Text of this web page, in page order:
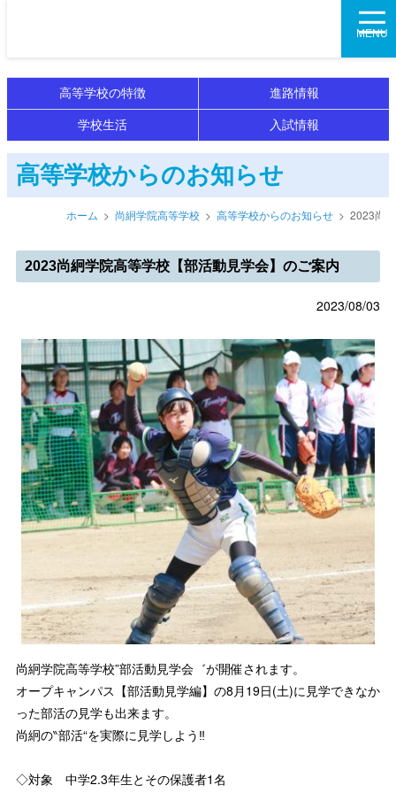
尚絅学院高等学校MENU
高等学校の特徴 進路情報
学校生活 入試情報
高等学校からのお知らせ
ホーム 尚絅学院高等学校 高等学校からのお知らせ 2023尚
2023尚絅学院高等学校【部活動見学会】のご案内
2023/08/03
尚絅学院高等学校”部活動見学会゛が開催されます。
オープキャンパス【部活動見学編】の8月19日(土)に見学できなか
った部活の見学も出来ます。
尚絅の‶部活“を実際に見学しよう‼
◇対象 中学2.3年生とその保護者1名